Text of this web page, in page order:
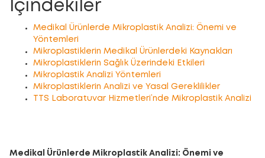
İçindekiler
Medikal Ürünlerde Mikroplastik Analizi: Önemi ve
Yöntemleri
Mikroplastiklerin Medikal Ürünlerdeki Kaynakları
Mikroplastiklerin Sağlık Üzerindeki Etkileri
Mikroplastik Analizi Yöntemleri
Mikroplastiklerin Analizi ve Yasal Gereklilikler
TTS Laboratuvar Hizmetleri’nde Mikroplastik Analizi
Medikal Ürünlerde Mikroplastik Analizi: Önemi ve